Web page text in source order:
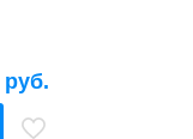
руб.